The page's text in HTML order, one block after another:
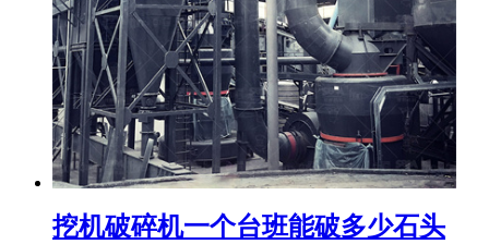
挖机破碎机一个台班能破多少石头